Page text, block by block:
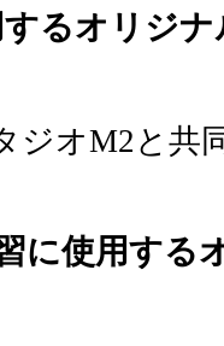
するオリジ
ジオM2と共
に使用する